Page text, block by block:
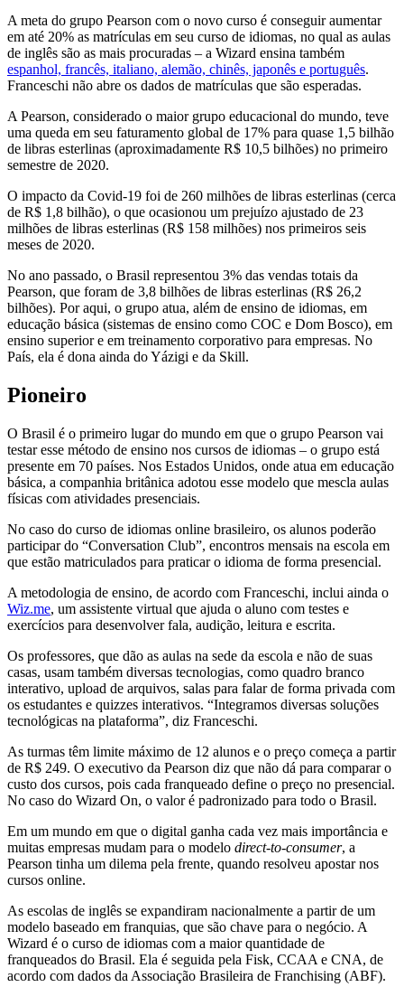
A meta do grupo Pearson com o novo curso é conseguir aumentar
em até 20% as matrículas em seu curso de idiomas, no qual as aulas
de inglês são as mais procuradas – a Wizard ensina também
espanhol, francês, italiano, alemão, chinês, japonês e português.
Franceschi não abre os dados de matrículas que são esperadas.
A Pearson, considerado o maior grupo educacional do mundo, teve
uma queda em seu faturamento global de 17% para quase 1,5 bilhão
de libras esterlinas (aproximadamente R$ 10,5 bilhões) no primeiro
semestre de 2020.
O impacto da Covid-19 foi de 260 milhões de libras esterlinas (cerca
de R$ 1,8 bilhão), o que ocasionou um prejuízo ajustado de 23
milhões de libras esterlinas (R$ 158 milhões) nos primeiros seis
meses de 2020.
No ano passado, o Brasil representou 3% das vendas totais da
Pearson, que foram de 3,8 bilhões de libras esterlinas (R$ 26,2
bilhões). Por aqui, o grupo atua, além de ensino de idiomas, em
educação básica (sistemas de ensino como COC e Dom Bosco), em
ensino superior e em treinamento corporativo para empresas. No
País, ela é dona ainda do Yázigi e da Skill.
Pioneiro
O Brasil é o primeiro lugar do mundo em que o grupo Pearson vai
testar esse método de ensino nos cursos de idiomas – o grupo está
presente em 70 países. Nos Estados Unidos, onde atua em educação
básica, a companhia britânica adotou esse modelo que mescla aulas
físicas com atividades presenciais.
No caso do curso de idiomas online brasileiro, os alunos poderão
participar do “Conversation Club”, encontros mensais na escola em
que estão matriculados para praticar o idioma de forma presencial.
A metodologia de ensino, de acordo com Franceschi, inclui ainda o
Wiz.me, um assistente virtual que ajuda o aluno com testes e
exercícios para desenvolver fala, audição, leitura e escrita.
Os professores, que dão as aulas na sede da escola e não de suas
casas, usam também diversas tecnologias, como quadro branco
interativo, upload de arquivos, salas para falar de forma privada com
os estudantes e quizzes interativos. “Integramos diversas soluções
tecnológicas na plataforma”, diz Franceschi.
As turmas têm limite máximo de 12 alunos e o preço começa a partir
de R$ 249. O executivo da Pearson diz que não dá para comparar o
custo dos cursos, pois cada franqueado define o preço no presencial.
No caso do Wizard On, o valor é padronizado para todo o Brasil.
Em um mundo em que o digital ganha cada vez mais importância e
muitas empresas mudam para o modelo direct-to-consumer, a
Pearson tinha um dilema pela frente, quando resolveu apostar nos
cursos online.
As escolas de inglês se expandiram nacionalmente a partir de um
modelo baseado em franquias, que são chave para o negócio. A
Wizard é o curso de idiomas com a maior quantidade de
franqueados do Brasil. Ela é seguida pela Fisk, CCAA e CNA, de
acordo com dados da Associação Brasileira de Franchising (ABF).